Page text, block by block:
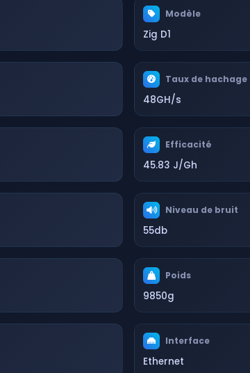
Modèle
Zig D1
Taux de hachage
48GH/s
Efficacité
45.83 J/Gh
Niveau de bruit
55db
Poids
9850g
Interface
Ethernet